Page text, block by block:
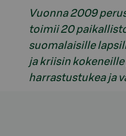
Vuonna 2009
toimii 20
suomalaisille
ja kriisin
harrastustukea ja